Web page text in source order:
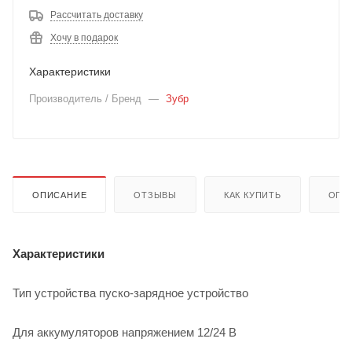
Рассчитать доставку
Хочу в подарок
Характеристики
Производитель / Бренд — Зубр
ОПИСАНИЕ ОТЗЫВЫ КАК КУПИТЬ
Характеристики
Тип устройства пуско-зарядное устройство
Для аккумуляторов напряжением 12/24 В